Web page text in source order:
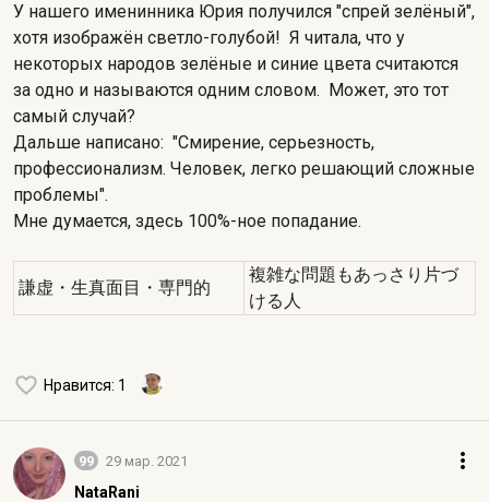
У нашего именинника Юрия получился "спрей зелёный",
хотя изображён светло-голубой! Я читала, что у
некоторых народов зелёные и синие цвета считаются
за одно и называются одним словом. Может, это тот
самый случай?
Дальше написано: "Смирение, серьезность,
профессионализм. Человек, легко решающий сложные
проблемы".
Мне думается, здесь 100%-ное попадание.
謙虚・生真面目・専門的
複雑な問題もあっさり片づ
ける人
Нравится: 1
99 29 мар. 2021
NataRani